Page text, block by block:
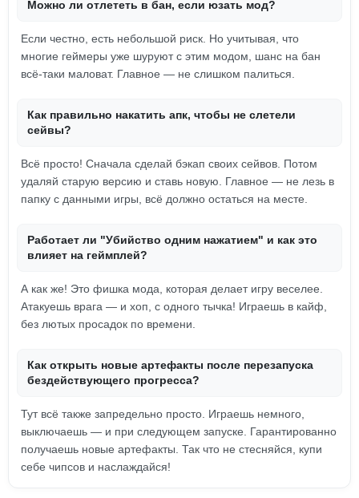
Можно ли отлететь в бан, если юзать мод?
Если честно, есть небольшой риск. Но учитывая, что
многие геймеры уже шуруют с этим модом, шанс на бан
всё-таки маловат. Главное — не слишком палиться.
Как правильно накатить апк, чтобы не слетели
сейвы?
Всё просто! Сначала сделай бэкап своих сейвов. Потом
удаляй старую версию и ставь новую. Главное — не лезь в
папку с данными игры, всё должно остаться на месте.
Работает ли "Убийство одним нажатием" и как это
влияет на геймплей?
А как же! Это фишка мода, которая делает игру веселее.
Атакуешь врага — и хоп, с одного тычка! Играешь в кайф,
без лютых просадок по времени.
Как открыть новые артефакты после перезапуска
бездействующего прогресса?
Тут всё также запредельно просто. Играешь немного,
выключаешь — и при следующем запуске. Гарантированно
получаешь новые артефакты. Так что не стесняйся, купи
себе чипсов и наслаждайся!